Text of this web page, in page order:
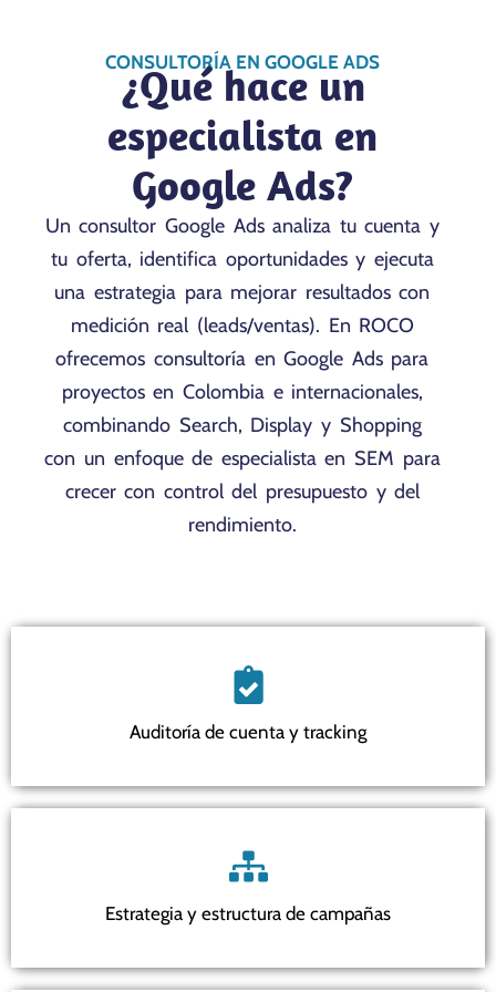
CONSULTORÍA EN GOOGLE ADS
¿Qué hace un
especialista en
Google Ads?
Un consultor Google Ads analiza tu cuenta y
tu oferta, identifica oportunidades y ejecuta
una estrategia para mejorar resultados con
medición real (leads/ventas). En ROCO
ofrecemos consultoría en Google Ads para
proyectos en Colombia e internacionales,
combinando Search, Display y Shopping
con un enfoque de especialista en SEM para
crecer con control del presupuesto y del
rendimiento.
Auditoría de cuenta y tracking
Estrategia y estructura de campañas